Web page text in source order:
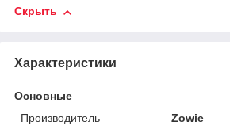
Скрыть
Характеристики
Основные
Производитель
Zowie